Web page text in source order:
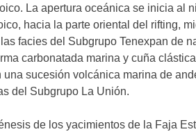
La apertura oceánica se inicia al
hacia la parte oriental del rifting,
facies del Subgrupo Tenexpan de
carbonatada marina y cuña
una sucesión volcánica marina de
del Subgrupo La Unión.
de los yacimientos de la Faja